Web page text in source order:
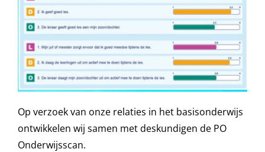
Op verzoek van onze relaties in het basisonderwijs
ontwikkelen wij samen met deskundigen de PO
Onderwijsscan.